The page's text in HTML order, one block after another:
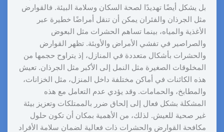
بل يشكل أيضًا تهديدًا لصحة السكان وسلامة البيئة. فالقوارض
مثل الجرذان والفئران يمكن أن تنقل أمراضًا خطيرة عبر
الأغذية والمياه، بينما تساهم الحشرات مثل البعوض
والصراصير في تفشي الأمراض والأوبئة. تظهر القوارض
والحشرات بأشكال متعددة في المنازل، إذ يتراوح حجمها من
المخلوقات الصغيرة مثل النمل إلى الأكبر مثل الجرذان. تعيش
هذه الكائنات في أماكن مختلفة داخل المنزل، مثل الخزانات،
والمطابخ، والحمامات. وقد يؤدي عدم التعامل مع هذه
المشكلة بشكل فعال إلى إلحاق ضرر بالممتلكات وتعزيز بيئة
غير صحية للعيش. لذلك، من الأهمية بمكان أن تكون حلول
مكافحة القوارض والحشرات ذات فعالية لضمان سلامة الأفراد